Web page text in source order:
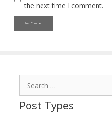
the next time I comment.
Post Types